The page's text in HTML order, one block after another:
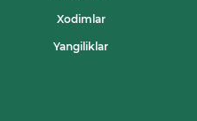
Xodimlar
Yangiliklar